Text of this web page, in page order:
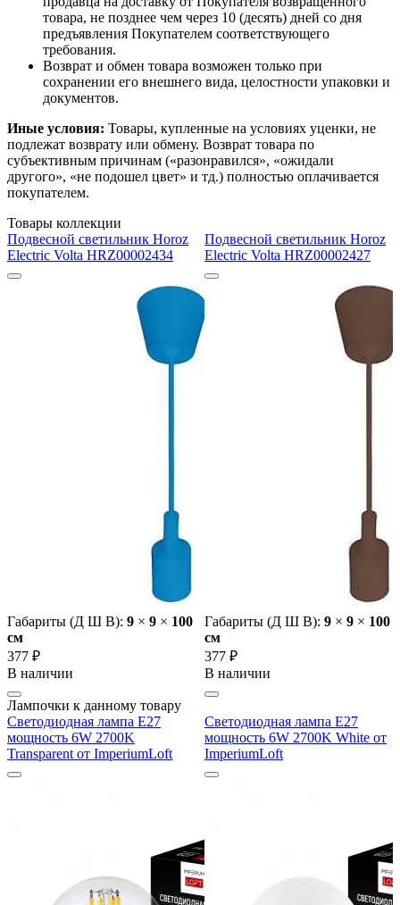
товара, не позднее чем через 10 (десять) дней со дня
предъявления Покупателем соответствующего
требования.
Возврат и обмен товара возможен только при
сохранении его внешнего вида, целостности упаковки и
документов.
Иные условия: Товары, купленные на условиях уценки, не
подлежат возврату или обмену. Возврат товара по
субъективным причинам («разонравился», «ожидали
другого», «не подошел цвет» и тд.) полностью оплачивается
покупателем.
Товары коллекции
Подвесной светильник Horoz
Electric Volta HRZ00002434
Габариты (Д Ш В): 9 × 9 × 100
cм
377 ₽
В наличии
Подвесной светильник Horoz
Electric Volta HRZ00002427
Габариты (Д Ш В): 9 × 9 × 100
cм
377 ₽
В наличии
Лампочки к данному товару
Светодиодная лампа E27
мощность 6W 2700K
Transparent от ImperiumLoft
Светодиодная лампа E27
мощность 6W 2700K White от
ImperiumLoft